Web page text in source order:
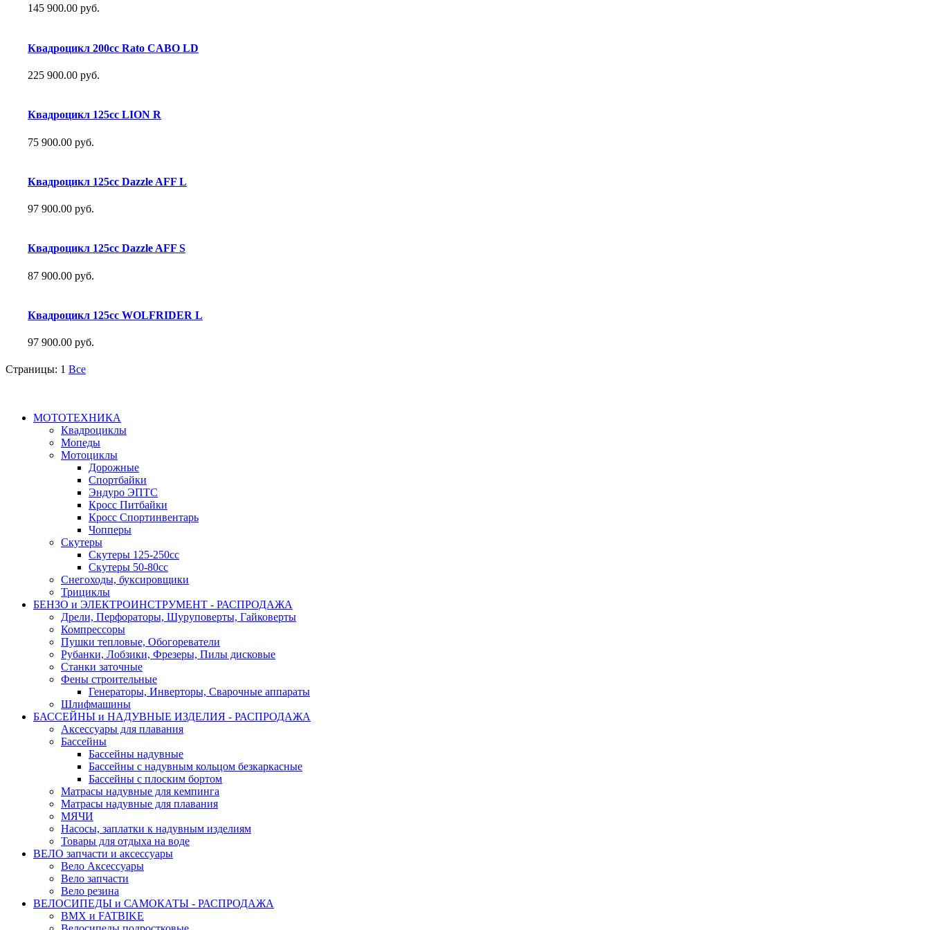
145 900.00 руб.
Квадроцикл 200сс Rato CABO LD
225 900.00 руб.
Квадроцикл 125сс LION R
75 900.00 руб.
Квадроцикл 125сс Dazzle AFF L
97 900.00 руб.
Квадроцикл 125сс Dazzle AFF S
87 900.00 руб.
Квадроцикл 125сс WOLFRIDER L
97 900.00 руб.
Страницы: 1 Все
МОТОТЕХНИКА
Квадроциклы
Мопеды
Мотоциклы
Дорожные
Спортбайки
Эндуро ЭПТС
Кросс Питбайки
Кросс Спортинвентарь
Чопперы
Скутеры
Скутеры 125-250сс
Скутеры 50-80сс
Снегоходы, буксировщики
Трициклы
БЕНЗО и ЭЛЕКТРОИНСТРУМЕНТ - РАСПРОДАЖА
Дрели, Перфораторы, Шуруповерты, Гайковерты
Компрессоры
Пушки тепловые, Обогореватели
Рубанки, Лобзики, Фрезеры, Пилы дисковые
Станки заточные
Фены строительные
Генераторы, Инверторы, Сварочные аппараты
Шлифмашины
БАССЕЙНЫ и НАДУВНЫЕ ИЗДЕЛИЯ - РАСПРОДАЖА
Аксессуары для плавания
Бассейны
Бассейны надувные
Бассейны с надувным кольцом безкаркасные
Бассейны с плоским бортом
Матрасы надувные для кемпинга
Матрасы надувные для плавания
МЯЧИ
Насосы, заплатки к надувным изделиям
Товары для отдыха на воде
ВЕЛО запчасти и аксессуары
Вело Аксессуары
Вело запчасти
Вело резина
ВЕЛОСИПЕДЫ и САМОКАТЫ - РАСПРОДАЖА
BMX и FATBIKE